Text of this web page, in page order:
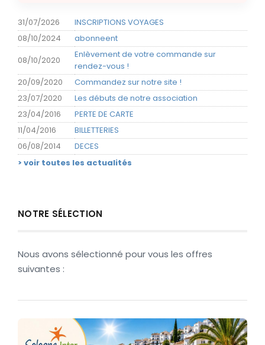
PARTENARIATS
SERVICES À LA PERSONNE
SPECTACLES & SORTIES
SPORTS MÉCANIQUES + SPORT
SPORTS MÉCANIQUES + SPORT AERONAUTQUE
VENTE DIRECTE & VENTES GROUPÉES
VOYAGES
31/07/2026
INSCRIPTIONS VOYAGES
08/10/2024
abonneent
08/10/2020
Enlèvement de votre commande sur
rendez-vous !
20/09/2020
Commandez sur notre site !
23/07/2020
Les débuts de notre association
23/04/2016
PERTE DE CARTE
11/04/2016
BILLETTERIES
06/08/2014
DECES
> voir toutes les actualités
NOTRE SÉLECTION
Nous avons sélectionné pour vous les offres
suivantes :